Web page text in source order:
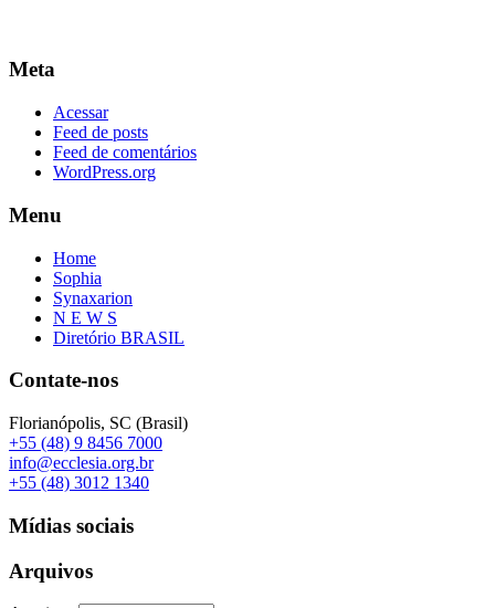
Meta
Acessar
Feed de posts
Feed de comentários
WordPress.org
Menu
Home
Sophia
Synaxarion
N E W S
Diretório BRASIL
Contate-nos
Florianópolis, SC (Brasil)
+55 (48) 9 8456 7000
info@ecclesia.org.br
+55 (48) 3012 1340
Mídias sociais
Arquivos